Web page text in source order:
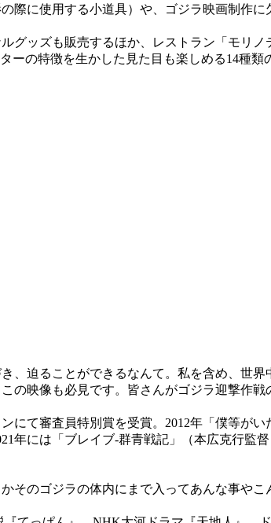
際に使用する小道具）や、ゴジラ映画制作
グッズも販売するほか、レストラン「モリ
の特徴を生かした見た目も楽しめる14種類
、迫ることができるなんて。私を含め、世
映像も必見です。皆さんがゴジラ迎撃作
にて審査員特別賞を受賞。2012年「僕等が
には「ブレイブ‐群青戦記」（本広克行監
そのゴジラの体内にまで入ってあんな事や